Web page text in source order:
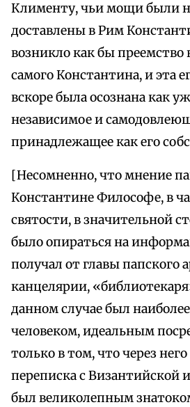
Клименту, чьи мощи были
доставлены в Рим
возникло как бы преемство
самого Константина, и эта
вскоре была осознана как
независимое и
принадлежащее как его
[Несомненно, что мнение
Константине Философе, в
святости, в значительной
было опираться на
получал от главы папского
канцелярии,
данном случае был
человеком, идеальным
только в том, что через
переписка с Византийской
был великолепным